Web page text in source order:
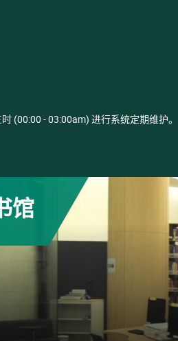
(00:00 - 03:00am) 进行系统定期维护
馆